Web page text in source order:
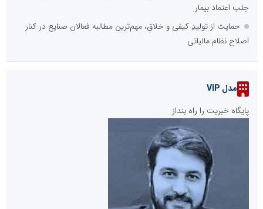
جلب اعتماد بیمار
حمایت از تولیدِ کیفی و خلاق، مهم‌ترین مطالبه فعالان صنایع در کنار
اصلاح نظام مالیاتی
مدل VIP
پایگاه خبریت را راه بنداز